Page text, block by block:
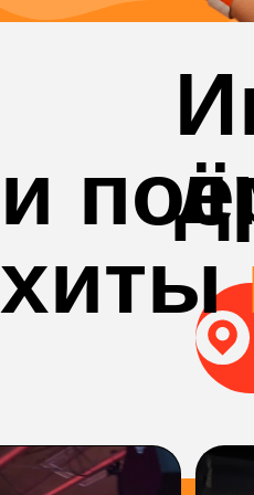
и
хиты